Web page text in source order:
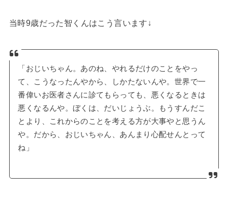
当時9歳だった智くんはこう言います↓
「おじいちゃん。あのね、やれるだけのことをやっ
て、こうなったんやから、しかたないんや。世界で一
番偉いお医者さんに診てもらっても、悪くなるときは
悪くなるんや。ぼくは、だいじょうぶ。もうすんだこ
とより、これからのことを考える方が大事やと思うん
や。だから、おじいちゃん、あんまり心配せんとって
ね」